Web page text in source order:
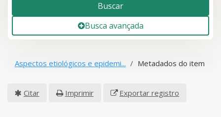
Buscar
Busca avançada
Aspectos etiológicos e epidemi... Metadados do item
Citar Imprimir Exportar registro